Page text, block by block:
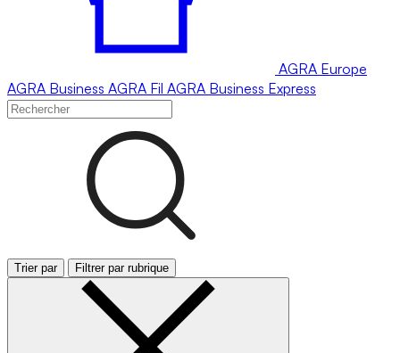
AGRA Europe
AGRA Business AGRA Fil AGRA Business Express
Trier par Filtrer par rubrique